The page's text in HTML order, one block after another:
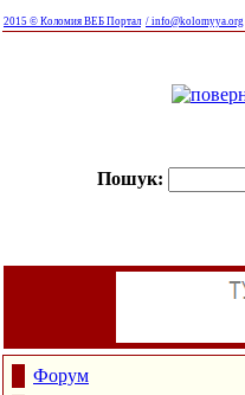
2015 © Коломия ВЕБ Портал / info@kolomyya.org
Пошук:
Форум